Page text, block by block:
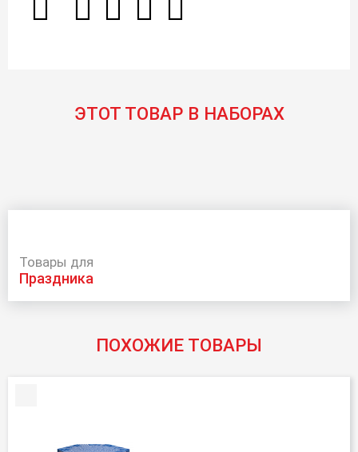
ЭТОТ ТОВАР В НАБОРАХ
Товары для
праздника
ПОХОЖИЕ ТОВАРЫ